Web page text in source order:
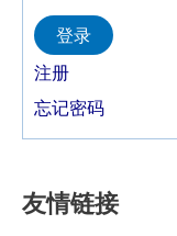
Alternative:
登录
注册
忘记密码
友情链接